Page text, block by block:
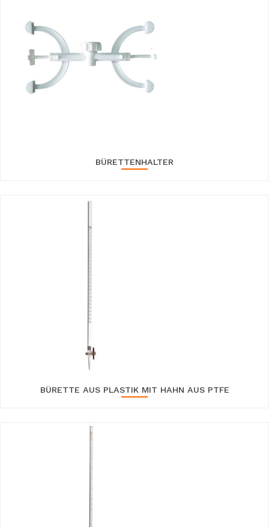
BÜRETTENHALTER
BÜRETTE AUS PLASTIK MIT HAHN AUS PTFE